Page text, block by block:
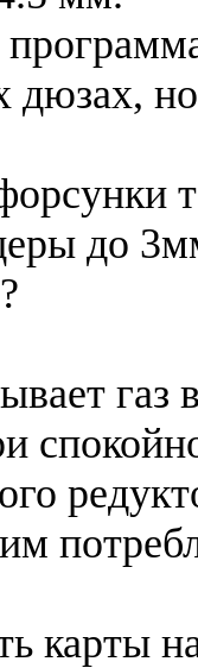
но
до
газ
карты